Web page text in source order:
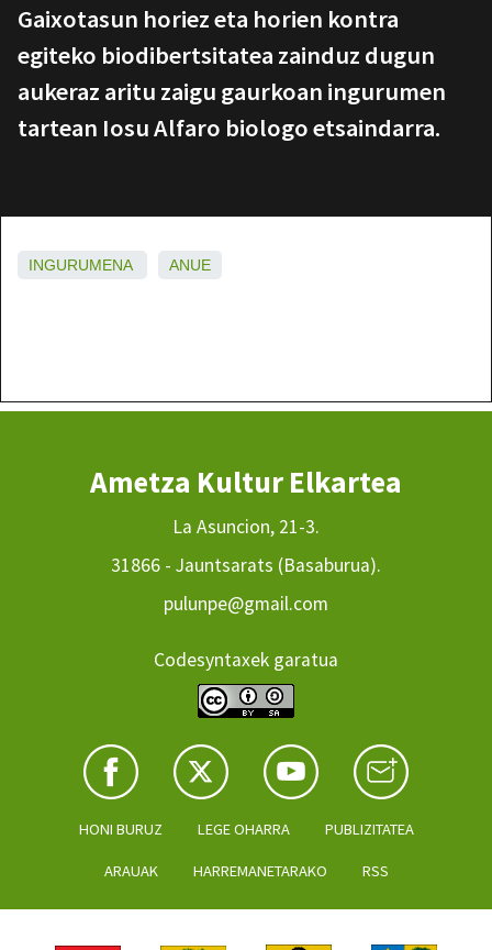
Gaixotasun horiez eta horien kontra
egiteko biodibertsitatea zainduz dugun
aukeraz aritu zaigu gaurkoan ingurumen
tartean Iosu Alfaro biologo etsaindarra.
INGURUMENA ANUE
Ametza Kultur Elkartea
La Asuncion, 21-3.
31866 - Jauntsarats (Basaburua).
pulunpe@gmail.com
Codesyntaxek garatua
HONI BURUZ LEGE OHARRA PUBLIZITATEA
ARAUAK HARREMANETARAKO RSS